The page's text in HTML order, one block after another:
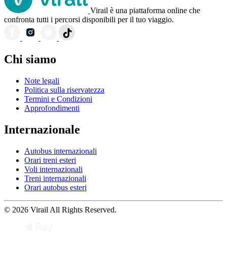
Virail è una piattaforma online che
confronta tutti i percorsi disponibili per il tuo viaggio.
Chi siamo
Note legali
Politica sulla riservatezza
Termini e Condizioni
Approfondimenti
Internazionale
Autobus internazionali
Orari treni esteri
Voli internazionali
Treni internazionali
Orari autobus esteri
© 2026 Virail All Rights Reserved.